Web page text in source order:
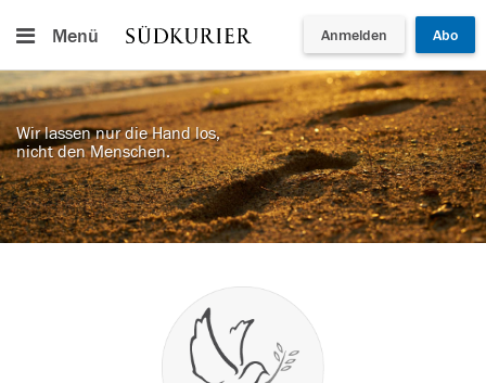
Menü Anmelden Abo
Wir lassen nur die Hand los,
nicht den Menschen.